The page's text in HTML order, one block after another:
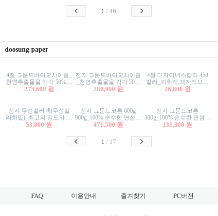
1 /46
doosung paper
4절 그문드바이오사이클_
천연추출물을 각각 50%이
상 함유한 친환경그래픽
275,600 원
전지 그문드바이오사이클
_천연추출물을 각각 50%
이상 함유한 친환경그래
280,900 원
4절 디자이너스칼라 458
칼라_과학적,체계적으로
분류된 200색을 갖춘 색지
26,800 원
전지 두성컬러팩(두성칼
라화일)_최고의 강도와 평
활성을 지닌 다양한 컬러
53,800 원
전지 그문드코튼 600g
900g_100% 순수한 면섬유
로 만든 친환경프리미엄
471,500 원
전지 그문드코튼
300g_100% 순수한 면섬유
로 만든 친환경프리미엄
131,300 원
1 / 17
FAQ 이용안내 즐겨찾기 PC버전